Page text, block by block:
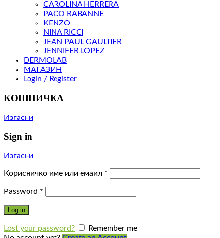
CAROLINA HERRERA
PACO RABANNE
KENZO
NINA RICCI
JEAN PAUL GAULTIER
JENNIFER LOPEZ
DERMOLAB
МАГАЗИН
Login / Register
КОШНИЧКА
Изгасни
Sign in
Изгасни
Корисничко име или емаил *
Password *
Log in
Lost your password?
Remember me